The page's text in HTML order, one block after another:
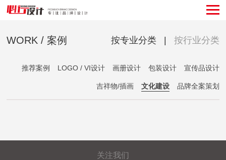
WORK / 案例 按专业分类 按行业分类
推荐案例 LOGO / VI设计 画册设计 包装设计 宣传品设计
吉祥物/插画 文化建设 品牌全案策划
关注我们